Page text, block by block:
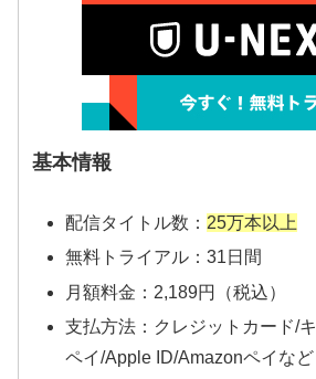
基本情報
配信タイトル数： 25万本以上
無料トライアル：31日間
月額料金：2,189円（税込）
支払方法：クレジットカード/
ペイ/Apple ID/Amazonペイなど